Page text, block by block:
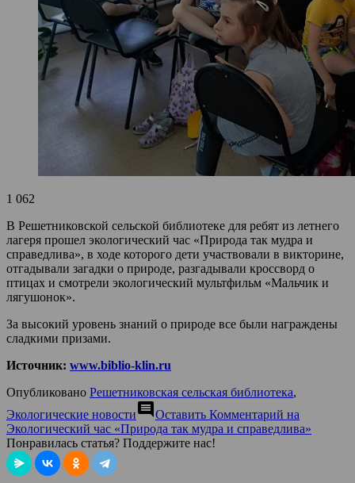
1 062
В Решетниковской сельской библиотеке для ребят из летнего
лагеря прошел экологический час «Природа так мудра и
справедлива», в ходе которого дети участвовали в викторине,
отгадывали загадки о природе, разгадывали кроссворд о
птицах и смотрели экологический мультфильм «Мальчик и
лягушонок».
За высокий уровень знаний о природе все были награждены
сладкими призами.
Источник: www.biblio-klin.ru
Опубликовано Решетниковская сельская библиотека,
Экологические новостиcomment Оставить Комментарий на
Экологический час «Природа так мудра и справедлива»
Понравилась статья? Поддержите нас!